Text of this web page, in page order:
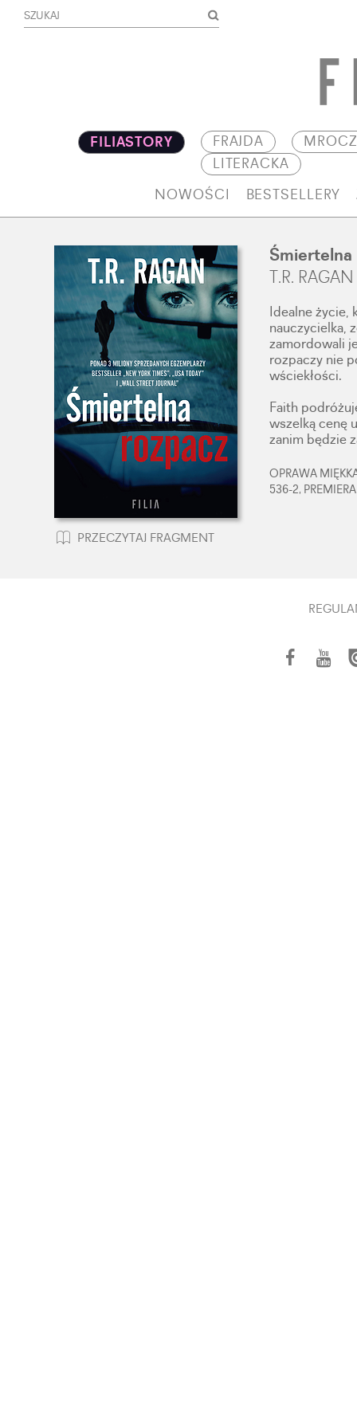
FILIASTORY FRAJDA
LITERACKA
NOWOŚCI BESTSELLERY
PRZECZYTAJ FRAGMENT
Śmiertelna
T.R. RAGAN
Idealne życie,
nauczycielka,
zamordowali
rozpaczy nie
wściekłości.
Faith
wszelką cenę
zanim będzie
OPRAWA
536-2,